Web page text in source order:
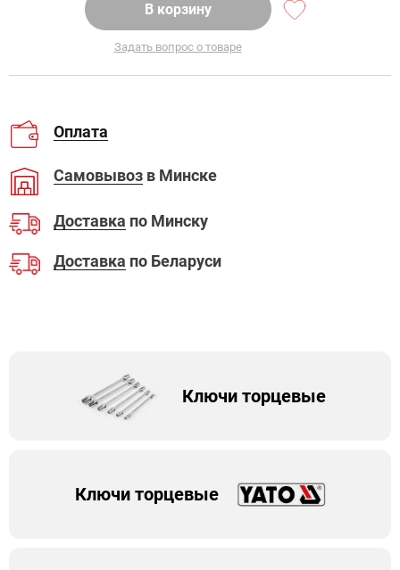
В корзину
Задать вопрос о товаре
Оплата
Самовывоз в Минске
Доставка по Минску
Доставка по Беларуси
Ключи торцевые
Ключи торцевые